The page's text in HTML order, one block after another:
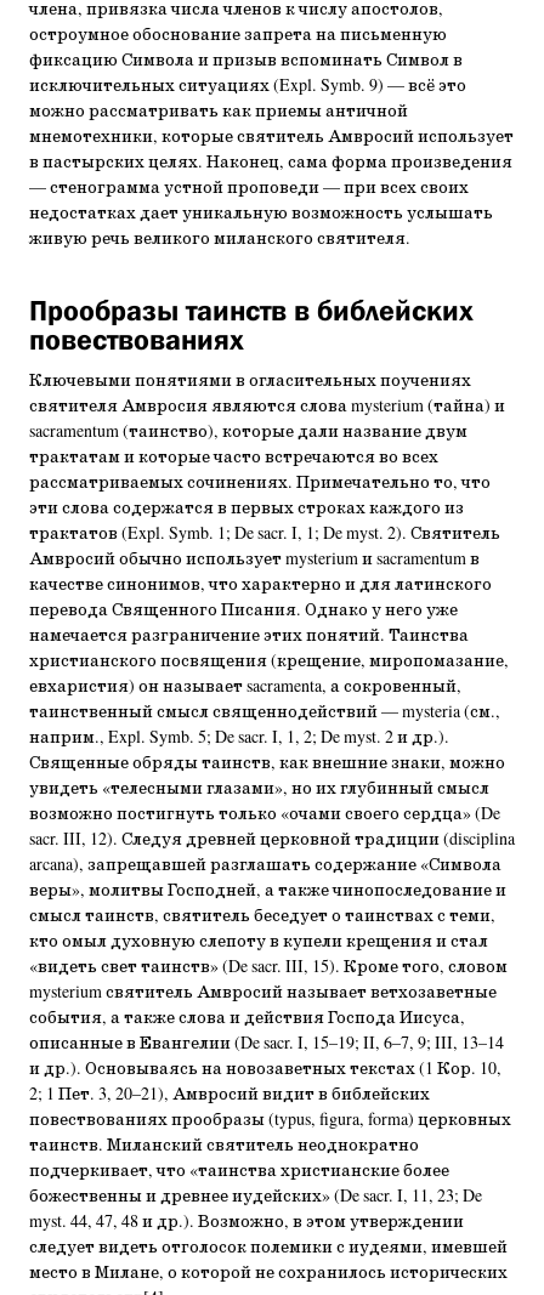
члена, привязка числа членов к числу апостолов,
остроумное обоснование запрета на письменную
фиксацию Символа и призыв вспоминать Символ в
исключительных ситуациях (Expl. Symb. 9) — всё это
можно рассматривать как приемы античной
мнемотехники, которые святитель Амвросий использует
в пастырских целях. Наконец, сама форма произведения
— стенограмма устной проповеди — при всех своих
недостатках дает уникальную возможность услышать
живую речь великого миланского святителя.
Прообразы таинств в библейских
повествованиях
Ключевыми понятиями в огласительных поучениях
святителя Амвросия являются слова mysterium (тайна) и
sacramentum (таинство), которые дали название двум
трактатам и которые часто встречаются во всех
рассматриваемых сочинениях. Примечательно то, что
эти слова содержатся в первых строках каждого из
трактатов (Expl. Symb. 1; De sacr. I, 1; De myst. 2). Святитель
Амвросий обычно использует mysterium и sacramentum в
качестве синонимов, что характерно и для латинского
перевода Священного Писания. Однако у него уже
намечается разграничение этих понятий. Таинства
христианского посвящения (крещение, миропомазание,
евхаристия) он называет sacramenta, а сокровенный,
таинственный смысл священнодействий — mysteria (см.,
наприм., Expl. Symb. 5; De sacr. I, 1, 2; De myst. 2 и др.).
Священные обряды таинств, как внешние знаки, можно
увидеть «телесными глазами», но их глубинный смысл
возможно постигнуть только «очами своего сердца» (De
sacr. III, 12). Следуя древней церковной традиции (disciplina
arcana), запрещавшей разглашать содержание «Символа
веры», молитвы Господней, а также чинопоследование и
смысл таинств, святитель беседует о таинствах с теми,
кто омыл духовную слепоту в купели крещения и стал
«видеть свет таинств» (De sacr. III, 15). Кроме того, словом
mysterium святитель Амвросий называет ветхозаветные
события, а также слова и действия Господа Иисуса,
описанные в Евангелии (De sacr. I, 15–19; II, 6–7, 9; III, 13–14
и др.). Основываясь на новозаветных текстах (1 Кор. 10,
2; 1 Пет. 3, 20–21), Амвросий видит в библейских
повествованиях прообразы (typus, figura, forma) церковных
таинств. Миланский святитель неоднократно
подчеркивает, что «таинства христианские более
божественны и древнее иудейских» (De sacr. I, 11, 23; De
myst. 44, 47, 48 и др.). Возможно, в этом утверждении
следует видеть отголосок полемики с иудеями, имевшей
место в Милане, о которой не сохранилось исторических